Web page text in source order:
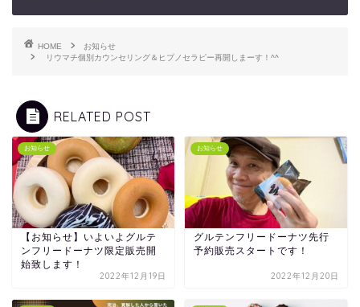
HOME
お知らせ
リウマチ個別カウンセリング＆ヒプノセラピー再開しまーす！^^
RELATED POST
お知らせ
【お知らせ】いよいよグルテ
ンフリードーナツ限定販売開
始致します！
2022年12月19日
お知らせ
グルテンフリードーナツ先行
予約販売スタートです！
2022年12月20日